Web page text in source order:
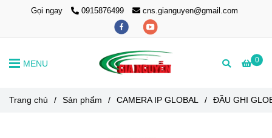
Gọi ngay 0915876499 cns.gianguyen@gmail.com
0
MENU
Trang chủ / Sản phẩm / CAMERA IP GLOBAL / ĐẦU GHI